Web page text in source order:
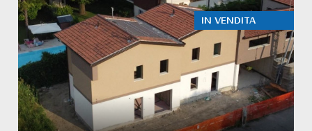
IN VENDITA